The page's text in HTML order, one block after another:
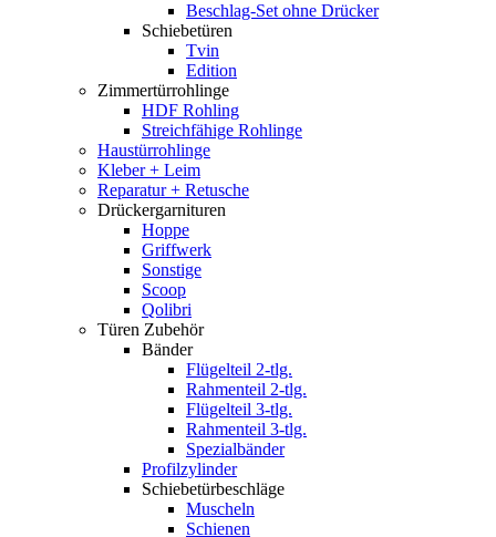
Beschlag-Set ohne Drücker
Schiebetüren
Tvin
Edition
Zimmertürrohlinge
HDF Rohling
Streichfähige Rohlinge
Haustürrohlinge
Kleber + Leim
Reparatur + Retusche
Drückergarnituren
Hoppe
Griffwerk
Sonstige
Scoop
Qolibri
Türen Zubehör
Bänder
Flügelteil 2-tlg.
Rahmenteil 2-tlg.
Flügelteil 3-tlg.
Rahmenteil 3-tlg.
Spezialbänder
Profilzylinder
Schiebetürbeschläge
Muscheln
Schienen